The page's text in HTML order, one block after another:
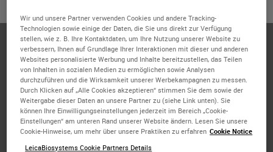
Bethany Remeniuk is a Research Scientist with extensive
working knowledge and diverse skillsets in the fields of
cancer biology, medical pharmacology, and neurobiology.
Accomplished in the development, design, and execution
of both clinical and preclinical studies with successful
history of publications. Able to effectively collaborate
across different research specialties, both in academia
and industry, to achieve work objectives
Wir und unsere Partner verwenden Cookies und andere Tracking-
Technologien sowie einige der Daten, die Sie uns direkt zur Verfügung
stellen, wie z. B. Ihre Kontaktdaten, um Ihre Nutzung unserer Website zu
verbessern, Ihnen auf Grundlage Ihrer Interaktionen mit dieser und anderen
Websites personalisierte Werbung und Inhalte bereitzustellen, das Teilen
von Inhalten in sozialen Medien zu ermöglichen sowie Analysen
durchzuführen und die Wirksamkeit unserer Werbekampagnen zu messen.
Durch Klicken auf „Alle Cookies akzeptieren“ stimmen Sie dem sowie der
Weitergabe dieser Daten an unsere Partner zu (siehe Link unten). Sie
können Ihre Einwilligungseinstellungen jederzeit im Bereich „Cookie-
Einstellungen“ am unteren Rand unserer Website ändern. Lesen Sie unsere
Cookie-Hinweise, um mehr über unsere Praktiken zu erfahren Cookie Notice
LeicaBiosystems Cookie Partners Details